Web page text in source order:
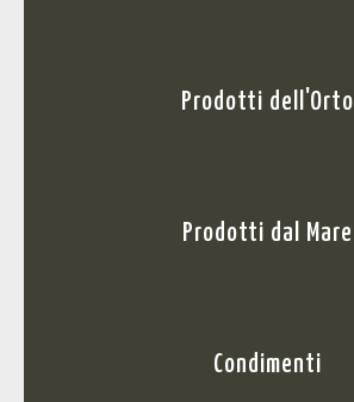
Prodotti dell'Orto
Prodotti dal Mare
Condimenti